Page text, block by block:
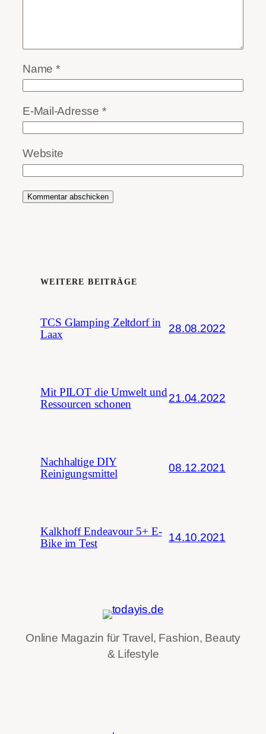
Name *
E-Mail-Adresse *
Website
WEITERE BEITRÄGE
TCS Glamping Zeltdorf in
Laax
28.08.2022
Mit PILOT die Umwelt und
Ressourcen schonen
21.04.2022
Nachhaltige DIY
Reinigungsmittel
08.12.2021
Kalkhoff Endeavour 5+ E-
Bike im Test
14.10.2021
Online Magazin für Travel, Fashion, Beauty
& Lifestyle